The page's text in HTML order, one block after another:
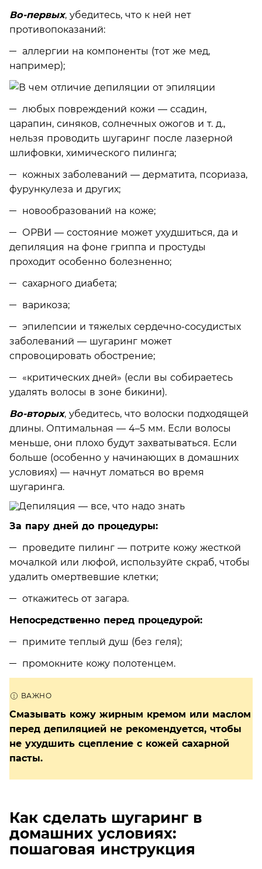
Во-первых, убедитесь, что к ней нет
противопоказаний:
аллергии на компоненты (тот же мед,
например);
любых повреждений кожи — ссадин,
царапин, синяков, солнечных ожогов и т. д.,
нельзя проводить шугаринг после лазерной
шлифовки, химического пилинга;
кожных заболеваний — дерматита, псориаза,
фурункулеза и других;
новообразований на коже;
ОРВИ — состояние может ухудшиться, да и
депиляция на фоне гриппа и простуды
проходит особенно болезненно;
сахарного диабета;
варикоза;
эпилепсии и тяжелых сердечно-сосудистых
заболеваний — шугаринг может
спровоцировать обострение;
«критических дней» (если вы собираетесь
удалять волосы в зоне бикини).
Во-вторых, убедитесь, что волоски подходящей
длины. Оптимальная — 4–5 мм. Если волосы
меньше, они плохо будут захватываться. Если
больше (особенно у начинающих в домашних
условиях) — начнут ломаться во время
шугаринга.
За пару дней до процедуры:
проведите пилинг — потрите кожу жесткой
мочалкой или люфой, используйте скраб, чтобы
удалить омертвевшие клетки;
откажитесь от загара.
Непосредственно перед процедурой:
примите теплый душ (без геля);
промокните кожу полотенцем.
Смазывать кожу жирным кремом или маслом
перед депиляцией не рекомендуется, чтобы
не ухудшить сцепление с кожей сахарной
пасты.
Как сделать шугаринг в
домашних условиях:
пошаговая инструкция